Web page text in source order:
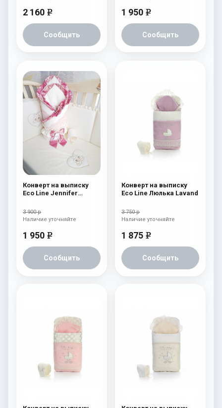
2 160 e
Сообщить
1 950 e
Сообщить
Конверт на выписку
Eco Line Jennifer
3 900 р
1 950 e
Сообщить
Наличие уточняйте
Конверт на выписку
Eco Line Люлька Lavand
3 750 р
1 875 e
Сообщить
Наличие уточняйте